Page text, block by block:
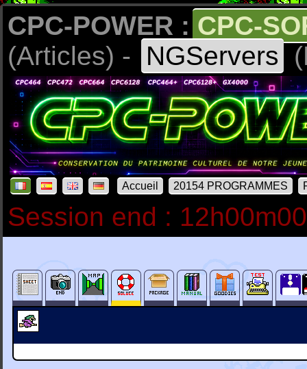
CPC-POWER : CPC-
(Articles) -
NGServers
Accueil 20154 PROGRAMMES
Session end :